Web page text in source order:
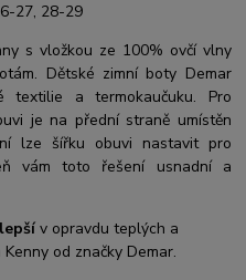
27, 28-29
s vložkou ze 100% ovčí vlny
Dětské zimní boty Demar
textilie a termokaučuku. Pro
je na přední straně umístěn
lze šířku obuvi nastavit pro
vám toto řešení usnadní a
v opravdu teplých a
od značky Demar.